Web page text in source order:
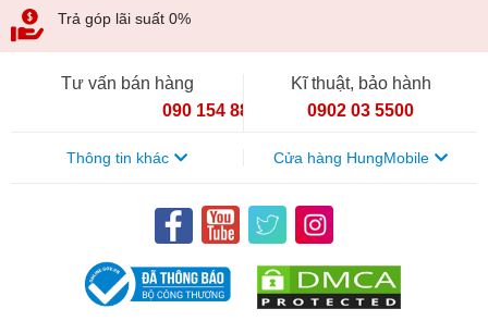
Trả góp lãi suất 0%
Tư vấn bán hàng
090 154 8866
Kĩ thuật, bảo hành
0902 03 5500
Thông tin khác Cửa hàng HungMobile